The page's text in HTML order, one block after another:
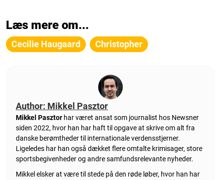
Læs mere om...
Cecilie Haugaard Christopher
Author: Mikkel Pasztor
Mikkel Pasztor har været ansat som journalist hos Newsner
siden 2022, hvor han har haft til opgave at skrive om alt fra
danske berømtheder til internationale verdensstjerner.
Ligeledes har han også dækket flere omtalte krimisager, store
sportsbegivenheder og andre samfundsrelevante nyheder.
Mikkel elsker at være til stede på den røde løber, hvor han har